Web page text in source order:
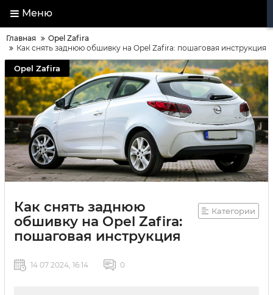
Меню
Главная
Opel Zafira
Как снять заднюю обшивку на Opel Zafira: пошаговая инструкция
Opel Zafira
Как снять заднюю
обшивку на Opel Zafira:
пошаговая инструкция
Категории
14 07 2024, 16:14 0